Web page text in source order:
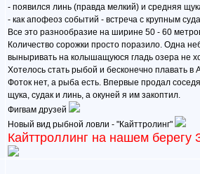
- появился линь (правда мелкий) и средняя
- как апофеоз событий - встреча с крупным
Все это разнообразие на ширине 50 - 60
Количество сорожки просто поразило. Одна
выныривать на колышащуюся гладь озера не
Хотелось стать рыбой и бесконечно плавать в
Фоток нет, а рыба есть. Впервые продал
щука, судак и линь, а окуней я им закоптил.
Фигвам друзей
Новый вид рыбной ловли - "Кайттролинг"
Кайттроллинг на нашем